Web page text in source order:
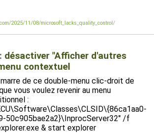
2025/11/08/microsoft_lacks_quality_control/
désactiver "Afficher d'autres
contextuel
de ce double-menu clic-droit de
vous voulez revenir au menu
:
50c905bae2a2}\InprocServer32" /f
& start explorer